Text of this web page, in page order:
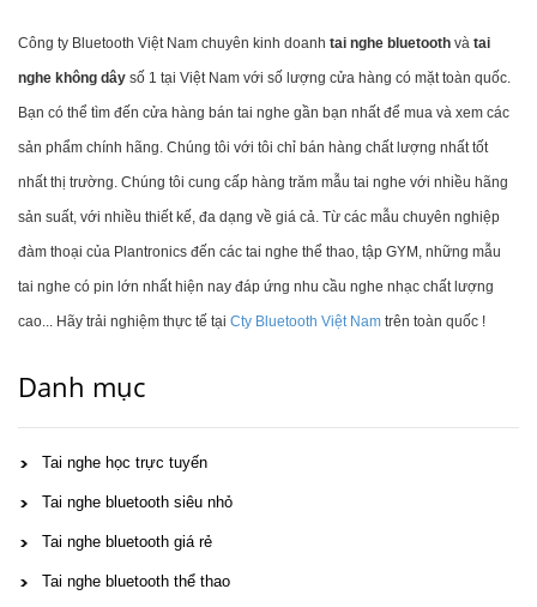
Công ty Bluetooth Việt Nam chuyên kinh doanh tai nghe bluetooth và tai
nghe không dây số 1 tại Việt Nam với số lượng cửa hàng có mặt toàn quốc.
Bạn có thể tìm đến cửa hàng bán tai nghe gần bạn nhất để mua và xem các
sản phẩm chính hãng. Chúng tôi với tôi chỉ bán hàng chất lượng nhất tốt
nhất thị trường. Chúng tôi cung cấp hàng trăm mẫu tai nghe với nhiều hãng
sản suất, với nhiều thiết kế, đa dạng về giá cả. Từ các mẫu chuyên nghiệp
đàm thoại của Plantronics đến các tai nghe thể thao, tập GYM, những mẫu
tai nghe có pin lớn nhất hiện nay đáp ứng nhu cầu nghe nhạc chất lượng
cao... Hãy trải nghiệm thực tế tại Cty Bluetooth Việt Nam trên toàn quốc !
Danh mục
Tai nghe học trực tuyến
Tai nghe bluetooth siêu nhỏ
Tai nghe bluetooth giá rẻ
Tai nghe bluetooth thể thao